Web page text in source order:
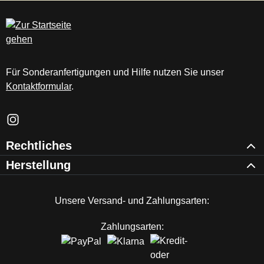
Für Sonderanfertigungen und Hilfe nutzen Sie unser
Kontaktformular.
Schau auf Instagram vorbei – öffnet in neuem Tab (externer
Rechtliches
Herstellung
Unsere Versand- und Zahlungsarten:
Zahlungsarten: